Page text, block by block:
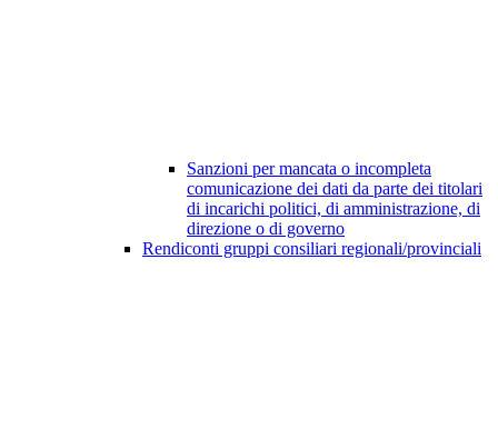
Sanzioni per mancata o incompleta
comunicazione dei dati da parte dei titolari
di incarichi politici, di amministrazione, di
direzione o di governo
Rendiconti gruppi consiliari regionali/provinciali